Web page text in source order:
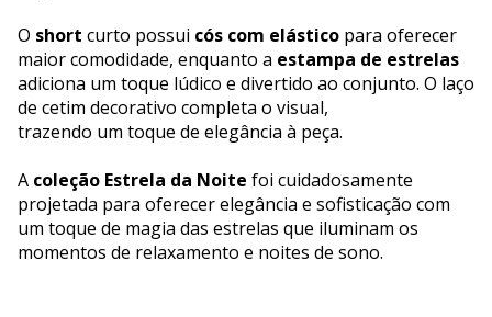
O short curto possui cós com elástico para oferecer
maior comodidade, enquanto a estampa de estrelas
adiciona um toque lúdico e divertido ao conjunto. O laço
de cetim decorativo completa o visual,
trazendo um toque de elegância à peça.
A coleção Estrela da Noite foi cuidadosamente
projetada para oferecer elegância e sofisticação com
um toque de magia das estrelas que iluminam os
momentos de relaxamento e noites de sono.